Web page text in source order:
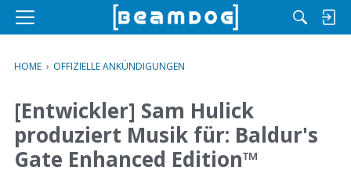
M
u
HOME › OFFIZIELLE ANKÜNDIGUNGEN
[Entwickler] Sam Hulick
produziert Musik für: Baldur's
Gate Enhanced Edition™